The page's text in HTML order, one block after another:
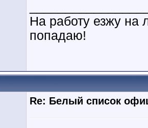
На работу езжу на
попадаю!
Re: Белый список